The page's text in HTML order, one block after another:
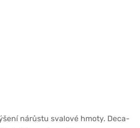
nárůstu svalové hmoty. Deca-